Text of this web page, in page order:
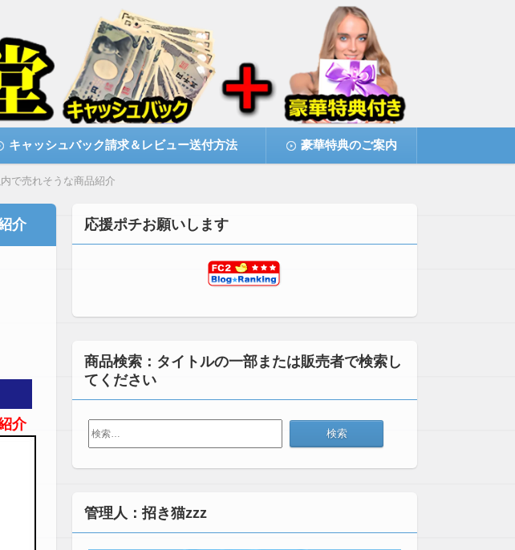
殿堂
キャッシュバック請求＆レビュー送付方法 豪華特典のご案内
で売れそうな商品紹介
介
介
応援ポチお願いします
商品検索：タイトルの一部または販売者で検索し
てください
検
索:
管理人：招き猫zzz